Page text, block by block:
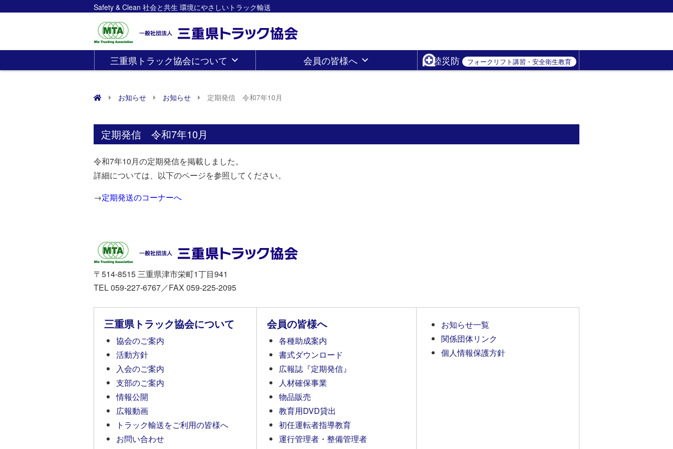
Safety & Clean 社会と共生 環境にやさしいトラック輸送
三重県トラック協会について 会員の皆様へ 陸災防 フォークリフト講習・安全衛生教育
お知らせ お知らせ 定期発信 令和7年10月
定期発信 令和7年10月
令和7年10月の定期発信を掲載しました。
詳細については、以下のページを参照してください。
→定期発送のコーナーへ
〒514-8515 三重県津市栄町1丁目941
TEL 059-227-6767／FAX 059-225-2095
三重県トラック協会について
協会のご案内
活動方針
入会のご案内
支部のご案内
情報公開
広報動画
トラック輸送をご利用の皆様へ
お問い合わせ
会員の皆様へ
各種助成案内
書式ダウンロード
広報誌『定期発信』
人材確保事業
物品販売
教育用DVD貸出
初任運転者指導教育
運行管理者・整備管理者
お知らせ一覧
関係団体リンク
個人情報保護方針